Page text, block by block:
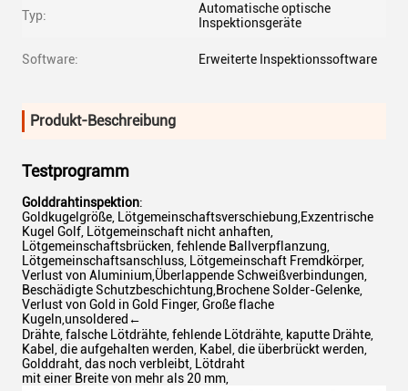
Typ:
Automatische optische
Inspektionsgeräte
Software: Erweiterte Inspektionssoftware
Produkt-Beschreibung
Testprogramm
Golddrahtinspektion:
Goldkugelgröße, Lötgemeinschaftsverschiebung,Exzentrische
Kugel Golf, Lötgemeinschaft nicht anhaften,
Lötgemeinschaftsbrücken, fehlende Ballverpflanzung,
Lötgemeinschaftsanschluss, Lötgemeinschaft Fremdkörper,
Verlust von Aluminium,Überlappende Schweißverbindungen,
Beschädigte Schutzbeschichtung,Brochene Solder-Gelenke,
Verlust von Gold in Gold Finger, Große flache
Kugeln,unsoldered←
Drähte, falsche Lötdrähte, fehlende Lötdrähte, kaputte Drähte,
Kabel, die aufgehalten werden, Kabel, die überbrückt werden,
Golddraht, das noch verbleibt, Lötdraht
mit einer Breite von mehr als 20 mm,